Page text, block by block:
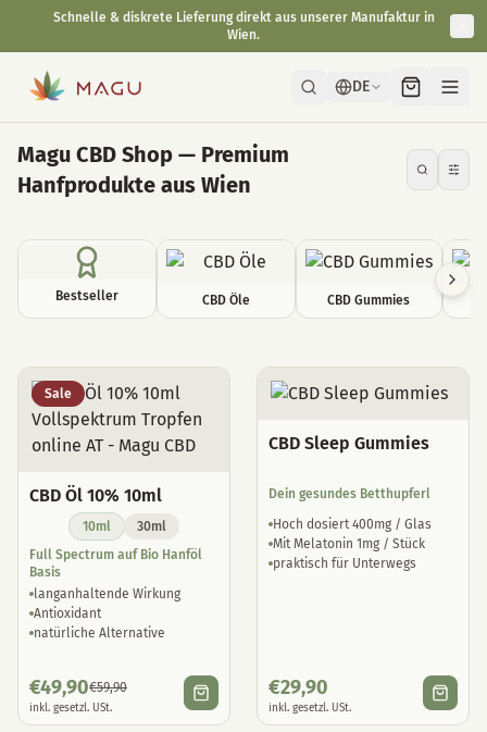
DE
Magu CBD Shop — Premium
Hanfprodukte aus Wien
Bestseller CBD Öle CBD Gummies
Alle Produkte
Sale
CBD Öl 10% 10ml
10ml
30ml
Full Spectrum auf Bio Hanföl
Basis
langanhaltende Wirkung
Antioxidant
natürliche Alternative
€49,90€59,90
inkl. gesetzl. USt.
CBD Sleep Gummies
Dein gesundes Betthupferl
Hoch dosiert 400mg / Glas
Mit Melatonin 1mg / Stück
praktisch für Unterwegs
€29,90
inkl. gesetzl. USt.
Schnelle & diskrete Lieferung direkt aus unserer Manufaktur in
Wien.